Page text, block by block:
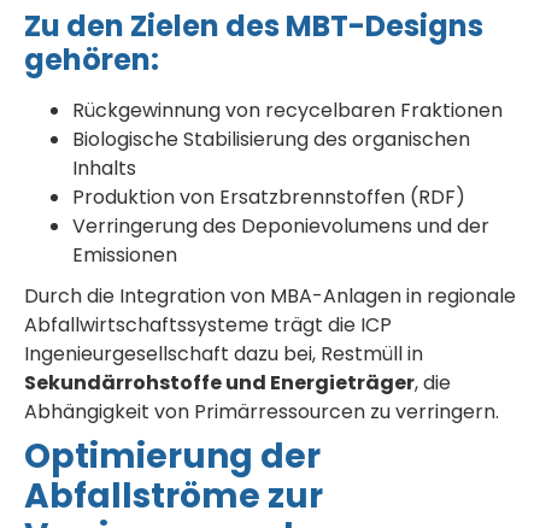
Zu den Zielen des MBT-Designs
gehören:
Rückgewinnung von recycelbaren Fraktionen
Biologische Stabilisierung des organischen
Inhalts
Produktion von Ersatzbrennstoffen (RDF)
Verringerung des Deponievolumens und der
Emissionen
Durch die Integration von MBA-Anlagen in regionale
Abfallwirtschaftssysteme trägt die ICP
Ingenieurgesellschaft dazu bei, Restmüll in
Sekundärrohstoffe und Energieträger, die
Abhängigkeit von Primärressourcen zu verringern.
Optimierung der
Abfallströme zur